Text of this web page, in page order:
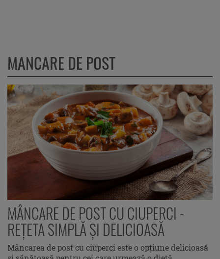
MANCARE DE POST
MÂNCARE DE POST CU CIUPERCI -
REȚETA SIMPLĂ ȘI DELICIOASĂ
Mâncarea de post cu ciuperci este o opțiune delicioasă